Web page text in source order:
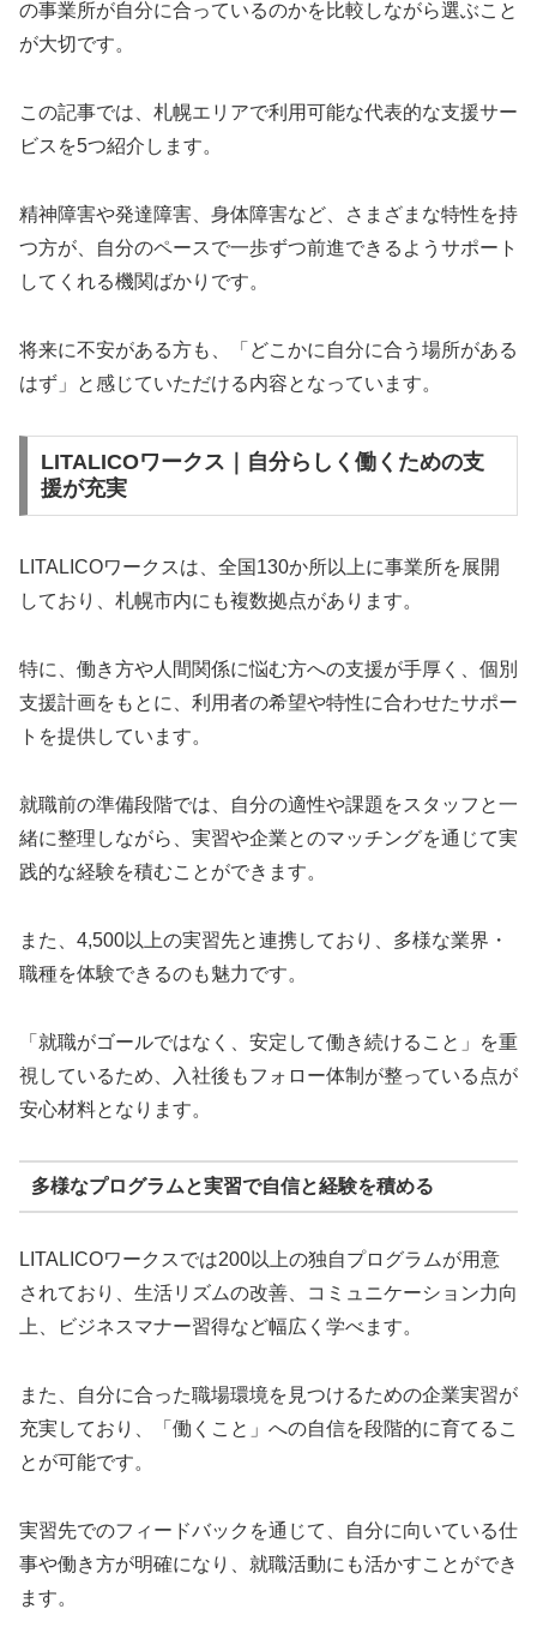
の事業所が自分に合っているのかを比較しながら選ぶこと
が大切です。
この記事では、札幌エリアで利用可能な代表的な支援サー
ビスを5つ紹介します。
精神障害や発達障害、身体障害など、さまざまな特性を持
つ方が、自分のペースで一歩ずつ前進できるようサポート
してくれる機関ばかりです。
将来に不安がある方も、「どこかに自分に合う場所がある
はず」と感じていただける内容となっています。
LITALICOワークス｜自分らしく働くための支
援が充実
LITALICOワークスは、全国130か所以上に事業所を展開
しており、札幌市内にも複数拠点があります。
特に、働き方や人間関係に悩む方への支援が手厚く、個別
支援計画をもとに、利用者の希望や特性に合わせたサポー
トを提供しています。
就職前の準備段階では、自分の適性や課題をスタッフと一
緒に整理しながら、実習や企業とのマッチングを通じて実
践的な経験を積むことができます。
また、4,500以上の実習先と連携しており、多様な業界・
職種を体験できるのも魅力です。
「就職がゴールではなく、安定して働き続けること」を重
視しているため、入社後もフォロー体制が整っている点が
安心材料となります。
多様なプログラムと実習で自信と経験を積める
LITALICOワークスでは200以上の独自プログラムが用意
されており、生活リズムの改善、コミュニケーション力向
上、ビジネスマナー習得など幅広く学べます。
また、自分に合った職場環境を見つけるための企業実習が
充実しており、「働くこと」への自信を段階的に育てるこ
とが可能です。
実習先でのフィードバックを通じて、自分に向いている仕
事や働き方が明確になり、就職活動にも活かすことができ
ます。